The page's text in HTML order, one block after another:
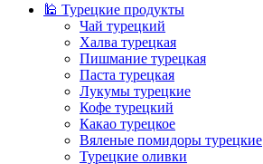
🕌 Турецкие продукты
Чай турецкий
Халва турецкая
Пишмание турецкая
Паста турецкая
Лукумы турецкие
Кофе турецкий
Какао турецкое
Вяленые помидоры турецкие
Турецкие оливки